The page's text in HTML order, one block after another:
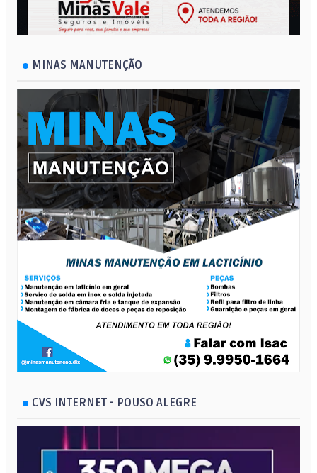
MINAS MANUTENÇÃO
CVS INTERNET - POUSO ALEGRE